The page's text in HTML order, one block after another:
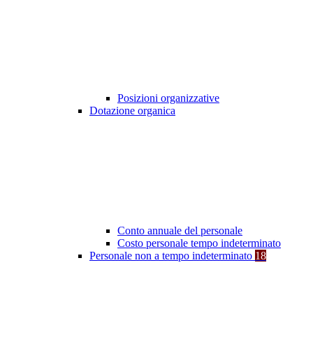
Posizioni organizzative
Dotazione organica
Conto annuale del personale
Costo personale tempo indeterminato
Personale non a tempo indeterminato 18